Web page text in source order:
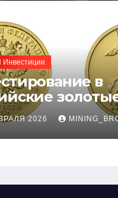
Инвестиции
в
подробное
2026